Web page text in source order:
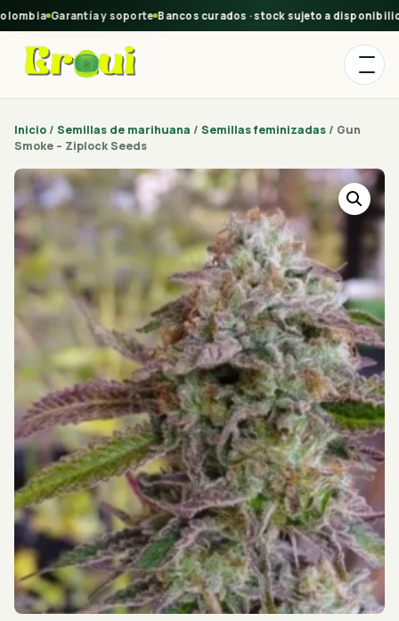
Garantía y soporte Bancos curados · stock sujeto a
Inicio / Semillas de marihuana / Semillas feminizadas / Gun
Smoke – Ziplock Seeds